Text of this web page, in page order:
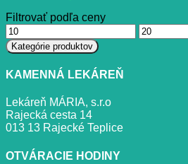
Filtrovať podľa ceny
Minimálna
cena
Maximálna
cena
Kategórie produktov
KAMENNÁ LEKÁREŇ
Lekáreň MÁRIA, s.r.o
Rajecká cesta 14
013 13 Rajecké Teplice
OTVÁRACIE HODINY